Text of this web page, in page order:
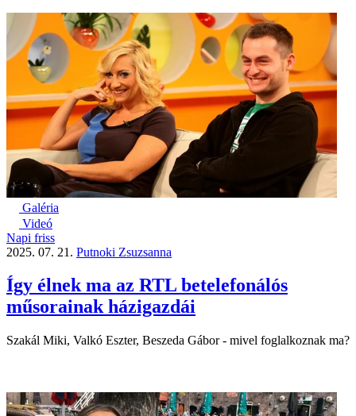
Galéria
Videó
Napi friss
2025. 07. 21. Putnoki Zsuzsanna
Így élnek ma az RTL betelefonálós
műsorainak házigazdái
Szakál Miki, Valkó Eszter, Beszeda Gábor - mivel foglalkoznak ma?